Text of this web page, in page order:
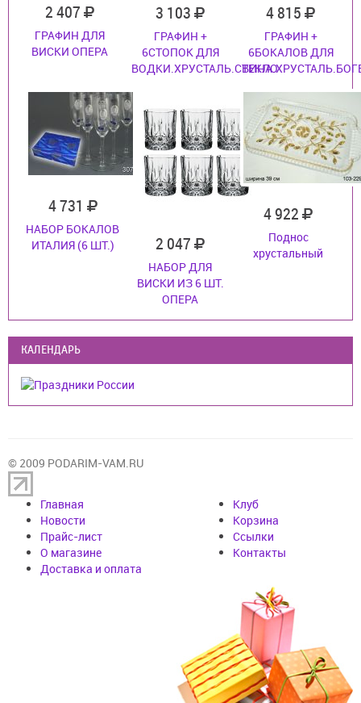
2 407
ГРАФИН ДЛЯ
ВИСКИ ОПЕРА
3 103
ГРАФИН +
6СТОПОК ДЛЯ
ВОДКИ.ХРУСТАЛЬ.СТЕКЛО
4 815
ГРАФИН +
6БОКАЛОВ ДЛЯ
4 731
НАБОР БОКАЛОВ
ИТАЛИЯ (6 ШТ.)
2 047
НАБОР ДЛЯ
ВИСКИ ИЗ 6 ШТ.
ОПЕРА
4 922
Поднос
хрустальный
КАЛЕНДАРЬ
© 2009 PODARIM-VAM.RU
Главная
Новости
Прайс-лист
О магазине
Доставка и оплата
Клуб
Корзина
Cсылки
Контакты